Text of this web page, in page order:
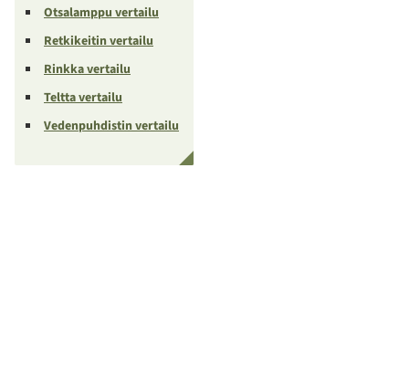
Otsalamppu vertailu
Retkikeitin vertailu
Rinkka vertailu
Teltta vertailu
Vedenpuhdistin vertailu